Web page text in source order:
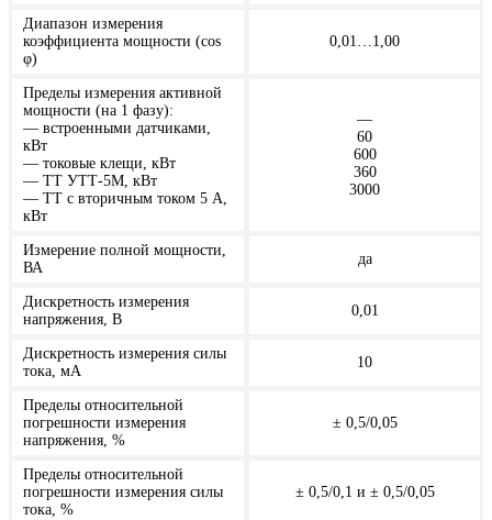
Диапазон измерения
коэффициента мощности (cos
φ)
0,01…1,00
Пределы измерения активной
мощности (на 1 фазу):
— встроенными датчиками,
кВт
— токовые клещи, кВт
— ТТ УТТ-5М, кВт
— ТТ с вторичным током 5 А,
кВт
—
60
600
360
3000
Измерение полной мощности,
ВА
да
Дискретность измерения
напряжения, В
0,01
Дискретность измерения силы
тока, мА
10
Пределы относительной
погрешности измерения
напряжения, %
± 0,5/0,05
Пределы относительной
погрешности измерения силы
тока, %
± 0,5/0,1 и ± 0,5/0,05